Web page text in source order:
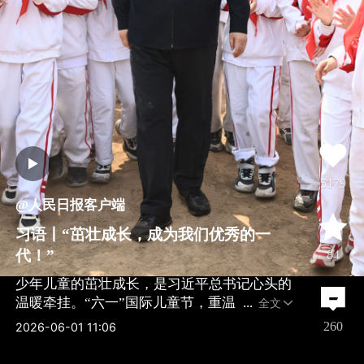
@人民日报客户端
习语丨“茁壮成长，成为我们优秀的一
代！”
少年儿童的茁壮成长，是习近平总书记心头的
温暖牵挂。“六一”国际儿童节，重温
全文
2026-06-01 11:06
5179
84
260